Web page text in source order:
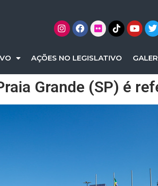
AÇÕES NO LEGISLATIVO
Grande (SP) é